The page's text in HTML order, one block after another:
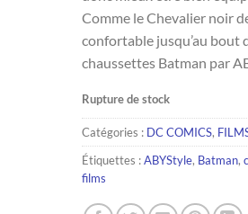
Comme le Chevalier noir
confortable jusqu’au bout
chaussettes Batman par
Rupture de stock
Catégories : DC COMICS,
Étiquettes :ABYStyle, Batman,
films